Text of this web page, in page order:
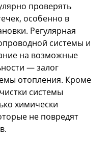
проверять
особенно в
Регулярная
системы и
на возможные
— залог
отопления. Кроме
системы
химически
не повредят